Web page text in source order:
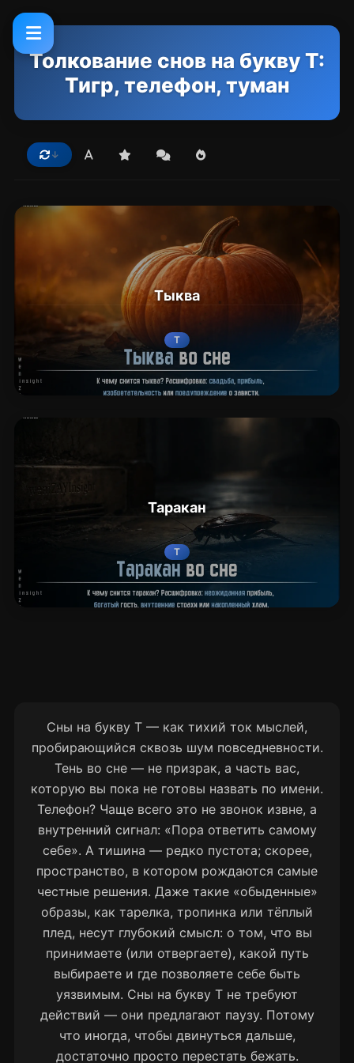
Толкование снов на букву Т:
Тигр, телефон, туман
Тыква
Т
Таракан
Т
Сны на букву Т — как тихий ток мыслей,
пробирающийся сквозь шум повседневности.
Тень во сне — не призрак, а часть вас,
которую вы пока не готовы назвать по имени.
Телефон? Чаще всего это не звонок извне, а
внутренний сигнал: «Пора ответить самому
себе». А тишина — редко пустота; скорее,
пространство, в котором рождаются самые
честные решения. Даже такие «обыденные»
образы, как тарелка, тропинка или тёплый
плед, несут глубокий смысл: о том, что вы
принимаете (или отвергаете), какой путь
выбираете и где позволяете себе быть
уязвимым. Сны на букву Т не требуют
действий — они предлагают паузу. Потому
что иногда, чтобы двинуться дальше,
достаточно просто перестать бежать.